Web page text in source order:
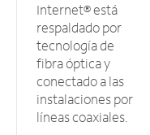
Internet® está
respaldado por
tecnología de
fibra óptica y
conectado a las
instalaciones por
líneas coaxiales.